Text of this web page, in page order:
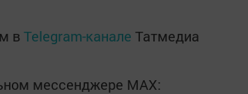
в Telegram-канале Татмедиа
мессенджере MАХ: